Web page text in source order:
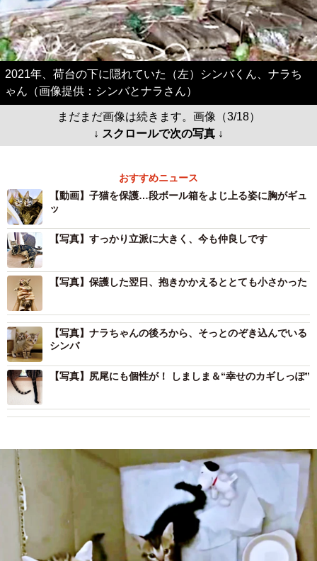
2021年、荷台の下に隠れていた（左）シンバくん、ナラち
ゃん（画像提供：シンバとナラさん）
まだまだ画像は続きます。画像（3/18）
↓ スクロールで次の写真 ↓
おすすめニュース
【動画】子猫を保護…段ボール箱をよじ上る姿に胸がギュ
ッ
【写真】すっかり立派に大きく、今も仲良しです
【写真】保護した翌日、抱きかかえるととても小さかった
【写真】ナラちゃんの後ろから、そっとのぞき込んでいる
シンバ
【写真】尻尾にも個性が！ しましま＆“幸せのカギしっぽ”